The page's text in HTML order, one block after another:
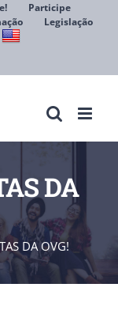
Participe
Legislação
DA
DA OVG!